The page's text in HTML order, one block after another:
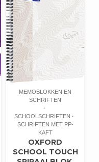
MEMOBLOKKEN EN
SCHRIFTEN
SCHOOLSCHRIFTEN
SCHRIFTEN MET PP-
KAFT
OXFORD
SCHOOL TOUCH